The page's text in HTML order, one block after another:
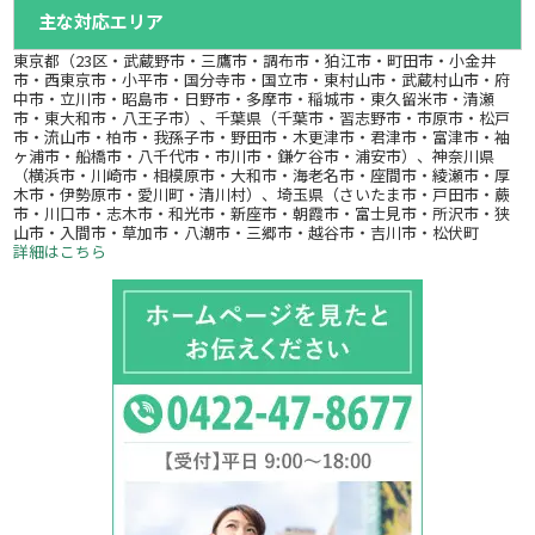
主な対応エリア
東京都（23区・武蔵野市・三鷹市・調布市・狛江市・町田市・小金井
市・西東京市・小平市・国分寺市・国立市・東村山市・武蔵村山市・府
中市・立川市・昭島市・日野市・多摩市・稲城市・東久留米市・清瀬
市・東大和市・八王子市）、千葉県（千葉市・習志野市・市原市・松戸
市・流山市・柏市・我孫子市・野田市・木更津市・君津市・富津市・袖
ヶ浦市・船橋市・八千代市・市川市・鎌ケ谷市・浦安市）、神奈川県
（横浜市・川崎市・相模原市・大和市・海老名市・座間市・綾瀬市・厚
木市・伊勢原市・愛川町・清川村）、埼玉県（さいたま市・戸田市・蕨
市・川口市・志木市・和光市・新座市・朝霞市・富士見市・所沢市・狭
山市・入間市・草加市・八潮市・三郷市・越谷市・吉川市・松伏町
詳細はこちら